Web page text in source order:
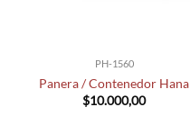
PH-1560
Panera / Contenedor Hana
$10.000,00